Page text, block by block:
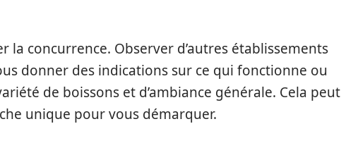
la concurrence. Observer d’autres établissements
donner des indications sur ce qui fonctionne ou
de boissons et d’ambiance générale. Cela peut
unique pour vous démarquer.